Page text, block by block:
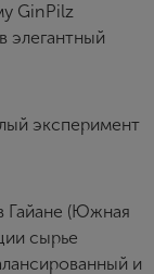
GinPilz
элегантный
эксперимент
Гайане (Южная
сырье
и